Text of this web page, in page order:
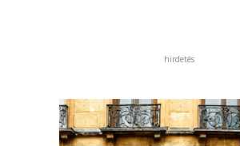
hirdetés